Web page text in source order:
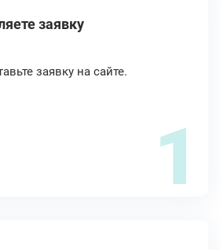
заявку
заявку на сайте.
1